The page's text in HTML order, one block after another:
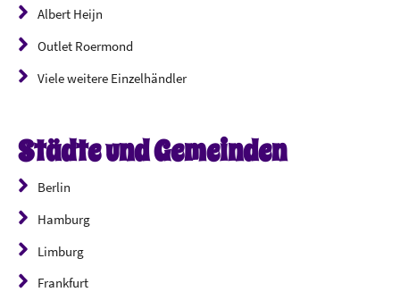
Albert Heijn
Outlet Roermond
Viele weitere Einzelhändler
Städte und Gemeinden
Berlin
Hamburg
Limburg
Frankfurt